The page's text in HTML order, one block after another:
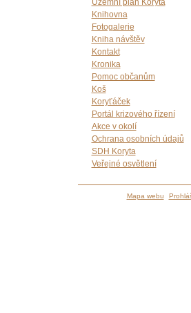
Územní plán Koryta
Knihovna
Fotogalerie
Kniha návštěv
Kontakt
Kronika
Pomoc občanům
Koš
Koryťáček
Portál krizového řízení
Akce v okolí
Ochrana osobních údajů
SDH Koryta
Veřejné osvětlení
Mapa webu